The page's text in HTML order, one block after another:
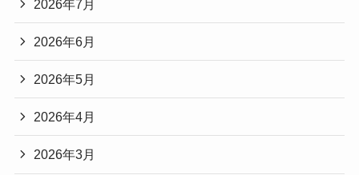
2026年7月
2026年6月
2026年5月
2026年4月
2026年3月